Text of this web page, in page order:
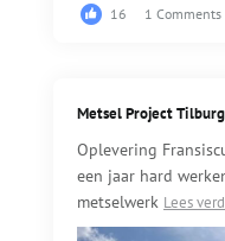
16 1 Comments
Metsel Project Tilburg
Oplevering
een jaar hard
metselwerk Lees